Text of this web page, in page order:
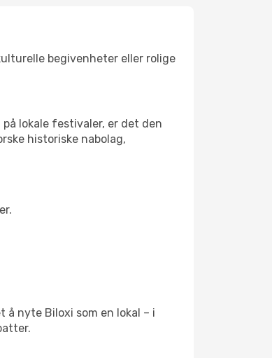
begivenheter eller rolige
lokale festivaler, er det den
historiske nabolag,
nyte Biloxi som en lokal – i